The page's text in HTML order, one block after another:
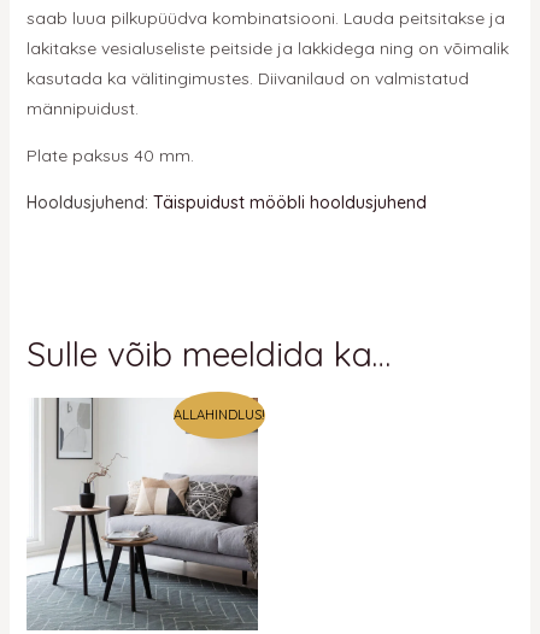
saab luua pilkupüüdva kombinatsiooni. Lauda peitsitakse ja
lakitakse vesialuseliste peitside ja lakkidega ning on võimalik
kasutada ka välitingimustes. Diivanilaud on valmistatud
männipuidust.
Plate paksus 40 mm.
Hooldusjuhend: Täispuidust mööbli hooldusjuhend
Sulle võib meeldida ka…
ALLAHINDLUS!